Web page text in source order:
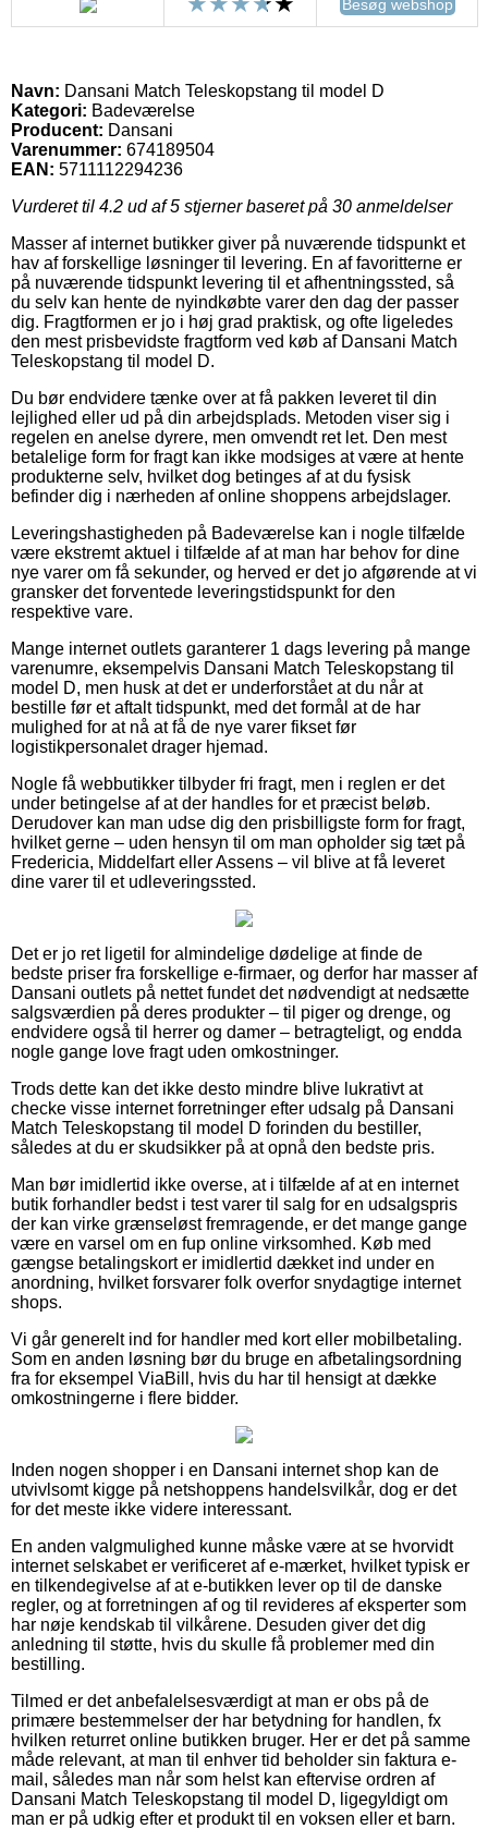
Besøg webshop
Navn: Dansani Match Teleskopstang til model D
Kategori: Badeværelse
Producent: Dansani
Varenummer: 674189504
EAN: 5711112294236
Vurderet til 4.2 ud af 5 stjerner baseret på 30 anmeldelser
Masser af internet butikker giver på nuværende tidspunkt et
hav af forskellige løsninger til levering. En af favoritterne er
på nuværende tidspunkt levering til et afhentningssted, så
du selv kan hente de nyindkøbte varer den dag der passer
dig. Fragtformen er jo i høj grad praktisk, og ofte ligeledes
den mest prisbevidste fragtform ved køb af Dansani Match
Teleskopstang til model D.
Du bør endvidere tænke over at få pakken leveret til din
lejlighed eller ud på din arbejdsplads. Metoden viser sig i
regelen en anelse dyrere, men omvendt ret let. Den mest
betalelige form for fragt kan ikke modsiges at være at hente
produkterne selv, hvilket dog betinges af at du fysisk
befinder dig i nærheden af online shoppens arbejdslager.
Leveringshastigheden på Badeværelse kan i nogle tilfælde
være ekstremt aktuel i tilfælde af at man har behov for dine
nye varer om få sekunder, og herved er det jo afgørende at vi
gransker det forventede leveringstidspunkt for den
respektive vare.
Mange internet outlets garanterer 1 dags levering på mange
varenumre, eksempelvis Dansani Match Teleskopstang til
model D, men husk at det er underforstået at du når at
bestille før et aftalt tidspunkt, med det formål at de har
mulighed for at nå at få de nye varer fikset før
logistikpersonalet drager hjemad.
Nogle få webbutikker tilbyder fri fragt, men i reglen er det
under betingelse af at der handles for et præcist beløb.
Derudover kan man udse dig den prisbilligste form for fragt,
hvilket gerne – uden hensyn til om man opholder sig tæt på
Fredericia, Middelfart eller Assens – vil blive at få leveret
dine varer til et udleveringssted.
Det er jo ret ligetil for almindelige dødelige at finde de
bedste priser fra forskellige e-firmaer, og derfor har masser af
Dansani outlets på nettet fundet det nødvendigt at nedsætte
salgsværdien på deres produkter – til piger og drenge, og
endvidere også til herrer og damer – betragteligt, og endda
nogle gange love fragt uden omkostninger.
Trods dette kan det ikke desto mindre blive lukrativt at
checke visse internet forretninger efter udsalg på Dansani
Match Teleskopstang til model D forinden du bestiller,
således at du er skudsikker på at opnå den bedste pris.
Man bør imidlertid ikke overse, at i tilfælde af at en internet
butik forhandler bedst i test varer til salg for en udsalgspris
der kan virke grænseløst fremragende, er det mange gange
være en varsel om en fup online virksomhed. Køb med
gængse betalingskort er imidlertid dækket ind under en
anordning, hvilket forsvarer folk overfor snydagtige internet
shops.
Vi går generelt ind for handler med kort eller mobilbetaling.
Som en anden løsning bør du bruge en afbetalingsordning
fra for eksempel ViaBill, hvis du har til hensigt at dække
omkostningerne i flere bidder.
Inden nogen shopper i en Dansani internet shop kan de
utvivlsomt kigge på netshoppens handelsvilkår, dog er det
for det meste ikke videre interessant.
En anden valgmulighed kunne måske være at se hvorvidt
internet selskabet er verificeret af e-mærket, hvilket typisk er
en tilkendegivelse af at e-butikken lever op til de danske
regler, og at forretningen af og til revideres af eksperter som
har nøje kendskab til vilkårene. Desuden giver det dig
anledning til støtte, hvis du skulle få problemer med din
bestilling.
Tilmed er det anbefalelsesværdigt at man er obs på de
primære bestemmelser der har betydning for handlen, fx
hvilken returret online butikken bruger. Her er det på samme
måde relevant, at man til enhver tid beholder sin faktura e-
mail, således man når som helst kan eftervise ordren af
Dansani Match Teleskopstang til model D, ligegyldigt om
man er på udkig efter et produkt til en voksen eller et barn.